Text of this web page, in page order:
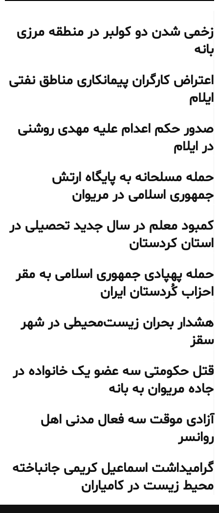
زخمی شدن دو کولبر در منطقه مرزی
بانه
اعتراض کارگران پیمانکاری مناطق نفتی
ایلام
صدور حکم اعدام علیه مهدی روشنی
در ایلام
حمله مسلحانه به پایگاه ارتش
جمهوری اسلامی در مریوان
کمبود معلم در سال جدید تحصیلی در
استان کردستان
حمله پهپادی جمهوری اسلامی به مقر
احزاب کُردستان ایران
هشدار بحران زیست‌محیطی در شهر
سقز
قتل حکومتی سه عضو یک خانواده در
جاده مریوان به بانه
آزادی موقت سه فعال مدنی اهل
روانسر
گرامیداشت اسماعیل کریمی جانباخته
محیط‌ زیست در کامیاران